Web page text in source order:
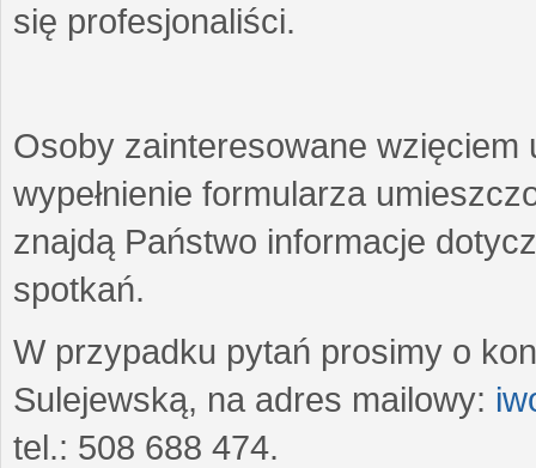
się profesjonaliści.
Osoby zainteresowane wzięciem
wypełnienie formularza
znajdą Państwo informacje
spotkań.
W przypadku pytań prosimy o
Sulejewską, na adres mailowy:
tel.: 508 688 474.